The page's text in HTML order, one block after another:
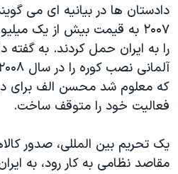
گالری عکس
آرشیو پخش زنده
اعتراضات زن، زندگی، آزادی
مجموعه مستندهای دادخواهی
تریبونال مردمی آبان ۹۸
دادگاه حمید نوری
چهل سال گروگان‌گیری
قانون شفافیت دارائی کادر رهبری
اعتراضات مردمی آبان ۹۸
دادستان ها در بیانیه ای می
۲۰۰۷ به قیمت بیش از یک
را به ایران حمل کردند. به
که معلوم شد محسن الف برای
فعالیت خود را متوقف ساخت.
یک تحریم بین المللی، صدور
مقاصد نظامی به کار رود، به